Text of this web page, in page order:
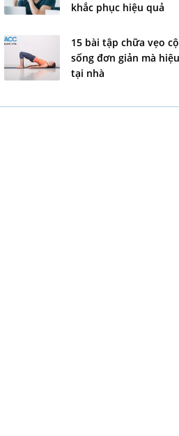
khắc phục hiệu quả
15 bài tập chữa vẹo
sống đơn giản mà
tại nhà